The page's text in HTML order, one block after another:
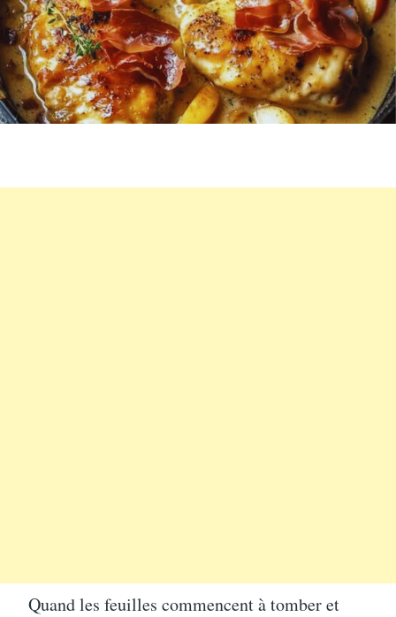
Quand les feuilles commencent à tomber et